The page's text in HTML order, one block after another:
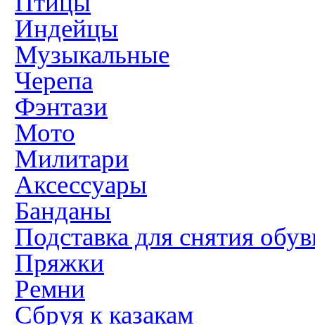
Индейцы
Музыкальные
Черепа
Фэнтази
Мото
Милитари
Аксессуары
Банданы
Подставка для снятия
Пряжки
Ремни
Сбруя к казакам